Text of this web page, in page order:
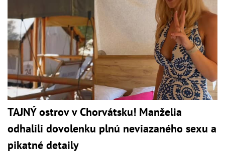
TAJNÝ ostrov v Chorvátsku! Manželia
odhalili dovolenku plnú neviazaného sexu a
pikatné detaily